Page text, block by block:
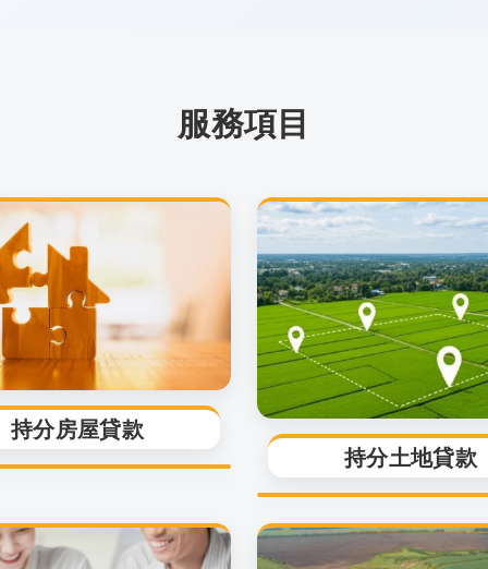
服務項目
持分房屋貸款
持分土地貸款